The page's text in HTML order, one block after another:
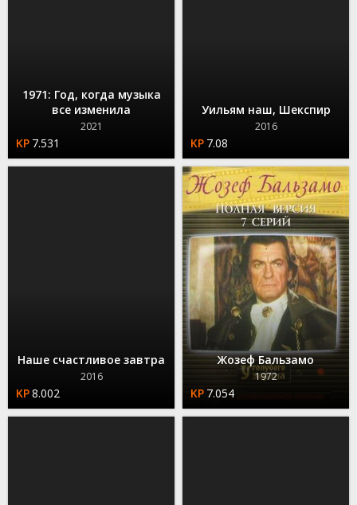
1971: Год, когда музыка
все изменила
2021
7.531
Уильям наш, Шекспир
2016
7.08
Наше счастливое завтра
2016
8.002
Жозеф Бальзамо
1972
7.054